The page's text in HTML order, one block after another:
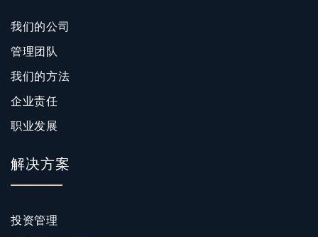
我们的公司
管理团队
我们的方法
企业责任
职业发展
解决方案
投资管理